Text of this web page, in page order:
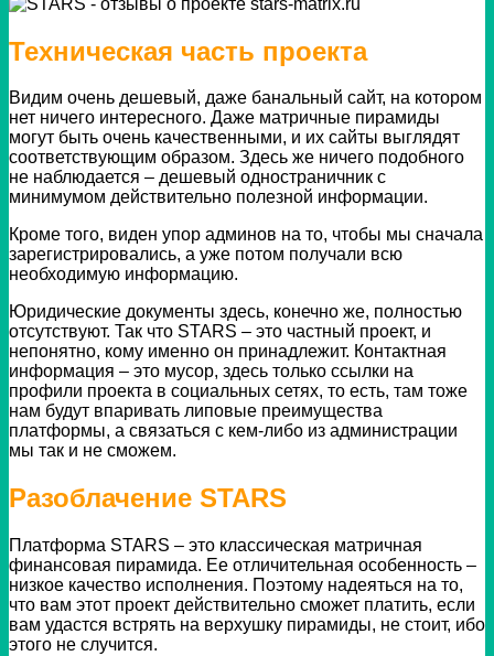
Техническая часть проекта
Видим очень дешевый, даже банальный сайт, на котором
нет ничего интересного. Даже матричные пирамиды
могут быть очень качественными, и их сайты выглядят
соответствующим образом. Здесь же ничего подобного
не наблюдается – дешевый одностраничник с
минимумом действительно полезной информации.
Кроме того, виден упор админов на то, чтобы мы сначала
зарегистрировались, а уже потом получали всю
необходимую информацию.
Юридические документы здесь, конечно же, полностью
отсутствуют. Так что STARS – это частный проект, и
непонятно, кому именно он принадлежит. Контактная
информация – это мусор, здесь только ссылки на
профили проекта в социальных сетях, то есть, там тоже
нам будут впаривать липовые преимущества
платформы, а связаться с кем-либо из администрации
мы так и не сможем.
Разоблачение STARS
Платформа STARS – это классическая матричная
финансовая пирамида. Ее отличительная особенность –
низкое качество исполнения. Поэтому надеяться на то,
что вам этот проект действительно сможет платить, если
вам удастся встрять на верхушку пирамиды, не стоит, ибо
этого не случится.